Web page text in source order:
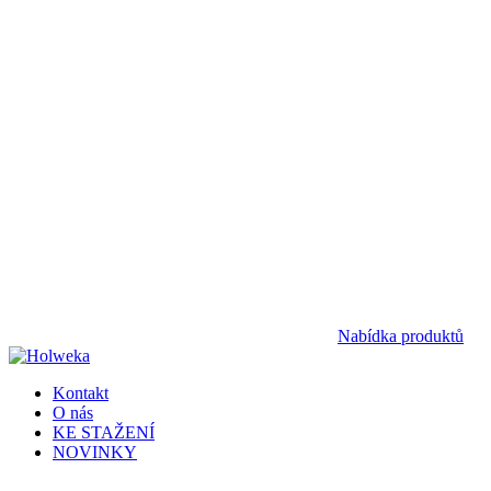
Nabídka produktů
Kontakt
O nás
KE STAŽENÍ
NOVINKY